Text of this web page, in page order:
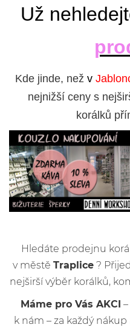
Už
Kde jinde, než v
nejnižší ceny s
korálků
Hledáte prodejnu
v městě Traplice?
nejširší výběr korálků,
Máme pro Vás AKCI
k nám – za každý nákup